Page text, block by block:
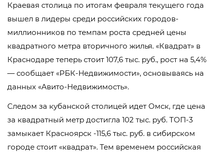
Краевая столица по итогам февраля текущего года
вышел в лидеры среди российских городов-
миллионников по темпам роста средней цены
квадратного метра вторичного жилья. «Квадрат» в
Краснодаре теперь стоит 107,6 тыс. руб., рост на 5,4%
— сообщает «РБК-Недвижимости», основываясь на
данных «Авито-Недвижимость».
Следом за кубанской столицей идет Омск, где цена
за квадратный метр достигла 102 тыс. руб. ТОП-3
замыкает Красноярск -115,6 тыс. руб. в сибирском
городе стоит «квадрат». Тем временем российская